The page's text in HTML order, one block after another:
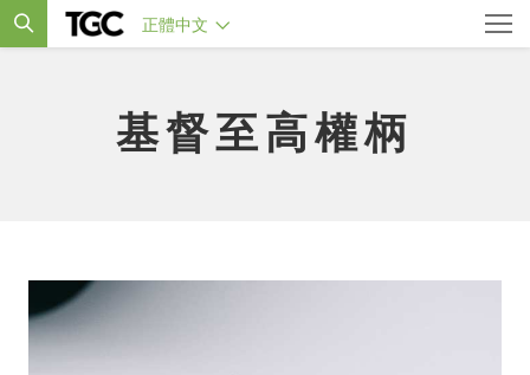
正體中文
基督至高權柄